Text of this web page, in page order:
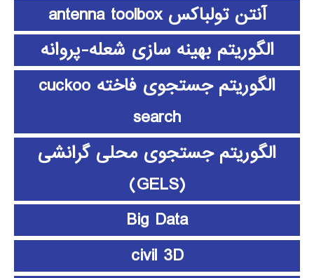
آنتن تولباکس antenna toolbox
الگوریتم بهینه سازی شعله-پروانه
الگوریتم جستجوی فاخته cuckoo
search
الگوریتم جستجوی محلی گرانشی
(GELS)
Big Data
civil 3D